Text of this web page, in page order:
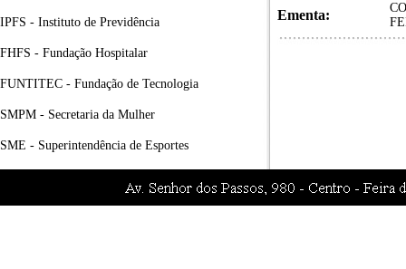
IPFS - Instituto de Previdência
FHFS - Fundação Hospitalar
FUNTITEC - Fundação de Tecnologia
SMPM - Secretaria da Mulher
SME - Superintendência de Esportes
Ementa: